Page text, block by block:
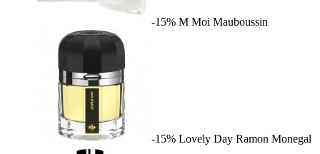
-15% M Moi Mauboussin
-15% Lovely Day Ramon Monegal